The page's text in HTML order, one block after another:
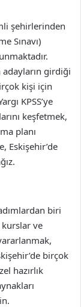
şehirlerinden
Sınavı)
adayların girdiği
kişi için
KPSS’ye
keşfetmek,
planı
Eskişehir’de
biri
ve
birçok
hazırlık